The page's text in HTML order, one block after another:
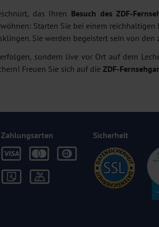
das Ihren Besuch des ZDF-
Starten Sie bei einem
Sie werden begeistert sein von
sondern live vor Ort auf dem
Freuen Sie sich auf die ZDF-
Zahlungsarten Sicherheit